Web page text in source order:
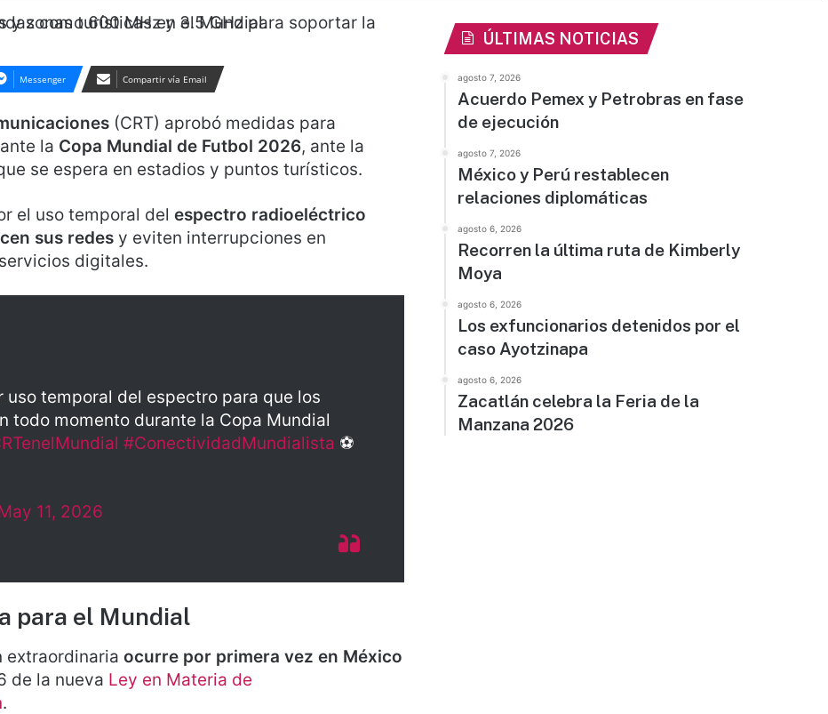
Messenger Compartir vía Email
(CRT) aprobó medidas para
la Copa Mundial de Futbol 2026, ante la
se espera en estadios y puntos turísticos.
el uso temporal del espectro radioeléctrico
sus redes y eviten interrupciones en
digitales.
uso temporal del espectro para que los
todo momento durante la Copa Mundial
#ConectividadMundialista ⚽️
11, 2026
para el Mundial
extraordinaria ocurre por primera vez en México
de la nueva Ley en Materia de
.
ÚLTIMAS NOTICIAS
agosto 7, 2026
Acuerdo Pemex y Petrobras en fase
de ejecución
agosto 7, 2026
México y Perú restablecen
relaciones diplomáticas
agosto 6, 2026
Recorren la última ruta de Kimberly
Moya
agosto 6, 2026
Los exfuncionarios detenidos por el
caso Ayotzinapa
agosto 6, 2026
Zacatlán celebra la Feria de la
Manzana 2026